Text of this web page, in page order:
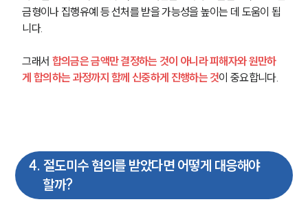
형사 법률정보
법률지식인
형사소송·상담후기
형사그룹 업무
전체
금형이나 집행유예 등 선처를 받을 가능성을 높이는 데 도움이 됩
니다.
그래서 합의금은 금액만 결정하는 것이 아니라 피해자와 원만하
게 합의하는 과정까지 함께 신중하게 진행하는 것이 중요합니다.
4. 절도미수 혐의를 받았다면 어떻게 대응해야
할까?